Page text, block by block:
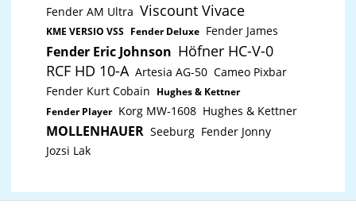
Fender AM Ultra Viscount Vivace
KME VERSIO VSS Fender Deluxe Fender James
Fender Eric Johnson Höfner HC-V-0
RCF HD 10-A Artesia AG-50 Cameo Pixbar
Fender Kurt Cobain Hughes & Kettner
Fender Player Korg MW-1608 Hughes & Kettner
MOLLENHAUER Seeburg Fender Jonny
Jozsi Lak